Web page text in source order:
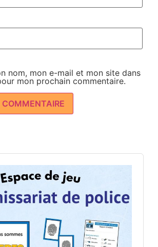
nom, mon e-mail et mon site dans
mon prochain commentaire.